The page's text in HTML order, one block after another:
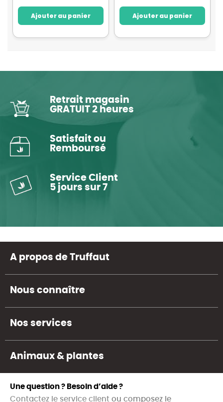
Ajouter au panier Ajouter au panier
Retrait magasin
GRATUIT 2 heures
Satisfait ou
Remboursé
Service Client
5 jours sur 7
A propos de Truffaut
Nous connaître
Nos services
Animaux & plantes
Une question ? Besoin d’aide ?
Contactez le service client ou composez le